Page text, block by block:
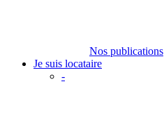
Nos publications
Je suis locataire
-